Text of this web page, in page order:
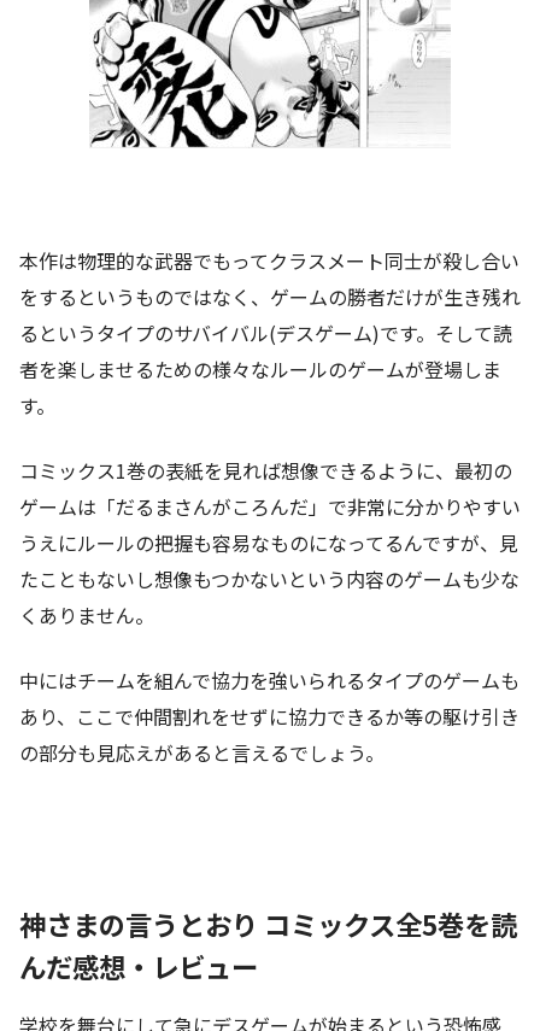
本作は物理的な武器でもってクラスメート同士が殺し合い
をするというものではなく、ゲームの勝者だけが生き残れ
るというタイプのサバイバル(デスゲーム)です。そして読
者を楽しませるための様々なルールのゲームが登場しま
す。
コミックス1巻の表紙を見れば想像できるように、最初の
ゲームは「だるまさんがころんだ」で非常に分かりやすい
うえにルールの把握も容易なものになってるんですが、見
たこともないし想像もつかないという内容のゲームも少な
くありません。
中にはチームを組んで協力を強いられるタイプのゲームも
あり、ここで仲間割れをせずに協力できるか等の駆け引き
の部分も見応えがあると言えるでしょう。
神さまの言うとおり コミックス全5巻を読
んだ感想・レビュー
学校を舞台にして急にデスゲームが始まるという恐怖感